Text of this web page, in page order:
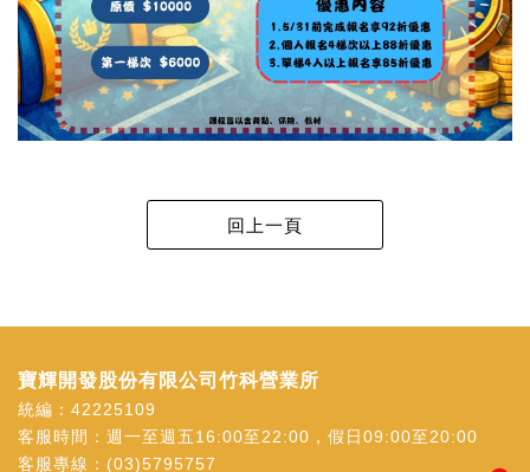
寶輝開發股份有限公司竹科營業所
統編：42225109
客服時間：週一至週五16:00至22:00，假日09:00至20:00
客服專線： (03)5795757